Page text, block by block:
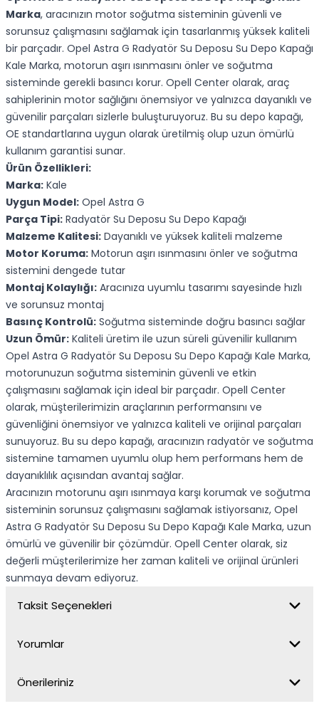
Marka, aracınızın motor soğutma sisteminin güvenli ve
sorunsuz çalışmasını sağlamak için tasarlanmış yüksek kaliteli
bir parçadır. Opel Astra G Radyatör Su Deposu Su Depo Kapağı
Kale Marka, motorun aşırı ısınmasını önler ve soğutma
sisteminde gerekli basıncı korur. Opell Center olarak, araç
sahiplerinin motor sağlığını önemsiyor ve yalnızca dayanıklı ve
güvenilir parçaları sizlerle buluşturuyoruz. Bu su depo kapağı,
OE standartlarına uygun olarak üretilmiş olup uzun ömürlü
kullanım garantisi sunar.
Ürün Özellikleri:
Marka: Kale
Uygun Model: Opel Astra G
Parça Tipi: Radyatör Su Deposu Su Depo Kapağı
Malzeme Kalitesi: Dayanıklı ve yüksek kaliteli malzeme
Motor Koruma: Motorun aşırı ısınmasını önler ve soğutma
sistemini dengede tutar
Montaj Kolaylığı: Aracınıza uyumlu tasarımı sayesinde hızlı
ve sorunsuz montaj
Basınç Kontrolü: Soğutma sisteminde doğru basıncı sağlar
Uzun Ömür: Kaliteli üretim ile uzun süreli güvenilir kullanım
Opel Astra G Radyatör Su Deposu Su Depo Kapağı Kale Marka,
motorunuzun soğutma sisteminin güvenli ve etkin
çalışmasını sağlamak için ideal bir parçadır. Opell Center
olarak, müşterilerimizin araçlarının performansını ve
güvenliğini önemsiyor ve yalnızca kaliteli ve orijinal parçaları
sunuyoruz. Bu su depo kapağı, aracınızın radyatör ve soğutma
sistemine tamamen uyumlu olup hem performans hem de
dayanıklılık açısından avantaj sağlar.
Aracınızın motorunu aşırı ısınmaya karşı korumak ve soğutma
sisteminin sorunsuz çalışmasını sağlamak istiyorsanız, Opel
Astra G Radyatör Su Deposu Su Depo Kapağı Kale Marka, uzun
ömürlü ve güvenilir bir çözümdür. Opell Center olarak, siz
değerli müşterilerimize her zaman kaliteli ve orijinal ürünleri
sunmaya devam ediyoruz.
Taksit Seçenekleri
Yorumlar
Önerileriniz